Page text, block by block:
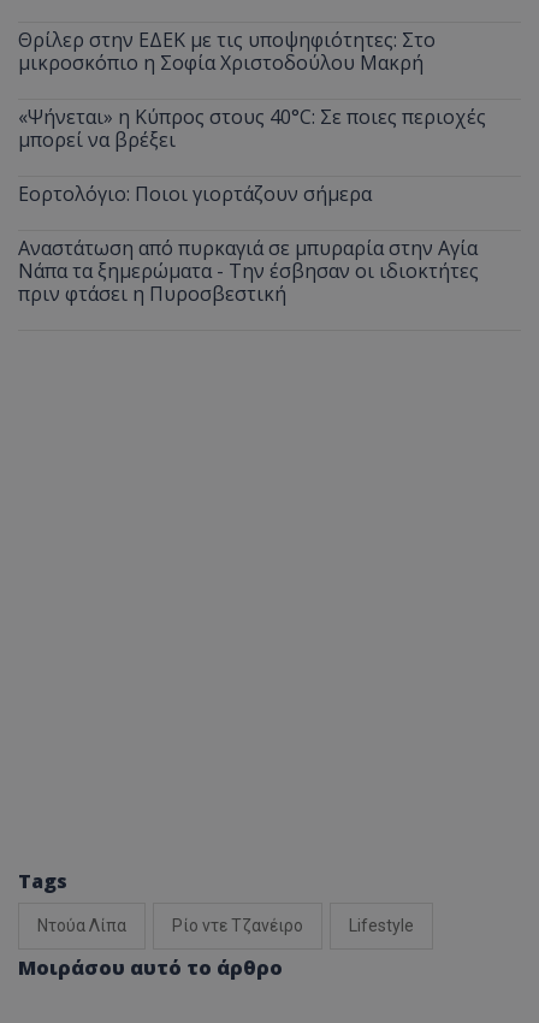
Θρίλερ στην ΕΔΕΚ με τις υποψηφιότητες: Στο
μικροσκόπιο η Σοφία Χριστοδούλου Μακρή
«Ψήνεται» η Κύπρος στους 40°C: Σε ποιες περιοχές
μπορεί να βρέξει
Εορτολόγιο: Ποιοι γιορτάζουν σήμερα
Αναστάτωση από πυρκαγιά σε μπυραρία στην Αγία
Νάπα τα ξημερώματα - Την έσβησαν οι ιδιοκτήτες
πριν φτάσει η Πυροσβεστική
Tags
Ντούα Λίπα Ρίο ντε Τζανέιρο Lifestyle
Μοιράσου αυτό το άρθρο